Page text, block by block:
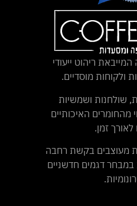
ריהוט ייעודי
ולקוחות מוסדיים.
שולחנות ושמשיות
מהחומרים האיכותיים
זמן.
מעוצבים בקשת רחבה
במבחר דגמים חדשניים